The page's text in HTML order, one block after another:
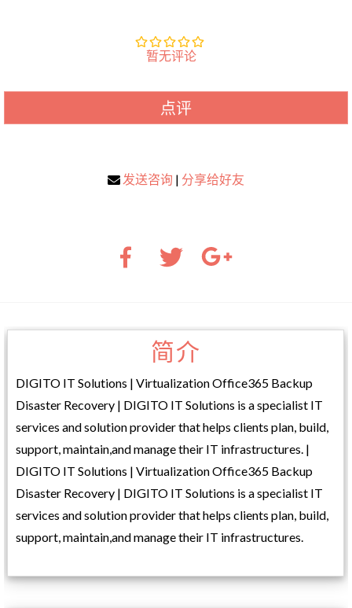
暂无评论
点评
发送咨询 | 分享给好友
简介
DIGITO IT Solutions | Virtualization Office365 Backup
Disaster Recovery | DIGITO IT Solutions is a specialist IT
services and solution provider that helps clients plan, build,
support, maintain,and manage their IT infrastructures. |
DIGITO IT Solutions | Virtualization Office365 Backup
Disaster Recovery | DIGITO IT Solutions is a specialist IT
services and solution provider that helps clients plan, build,
support, maintain,and manage their IT infrastructures.